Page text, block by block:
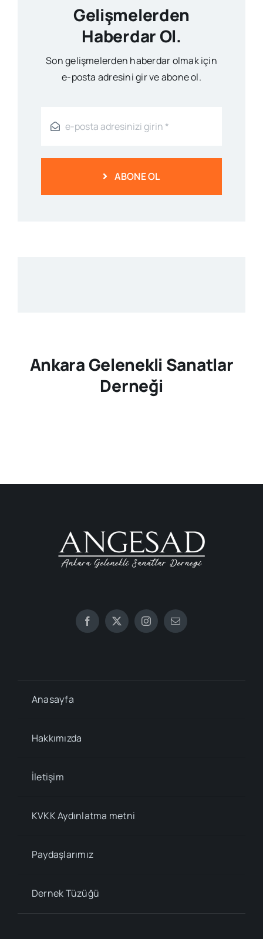
Gelişmelerden
Haberdar Ol.
Son gelişmelerden haberdar olmak için
e-posta adresini gir ve abone ol.
ABONE OL
Ankara Gelenekli Sanatlar
Derneği
Anasayfa
Hakkımızda
İletişim
KVKK Aydınlatma metni
Paydaşlarımız
Dernek Tüzüğü